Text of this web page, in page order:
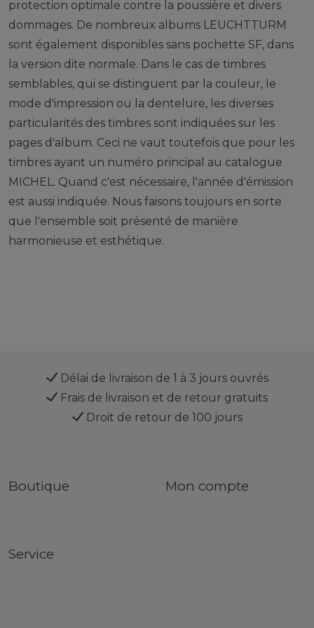
protection optimale contre la poussière et divers
dommages. De nombreux albums LEUCHTTURM
sont également disponibles sans pochette SF, dans
la version dite normale. Dans le cas de timbres
semblables, qui se distinguent par la couleur, le
mode d'impression ou la dentelure, les diverses
particularités des timbres sont indiquées sur les
pages d'album. Ceci ne vaut toutefois que pour les
timbres ayant un numéro principal au catalogue
MICHEL. Quand c'est nécessaire, l'année d'émission
est aussi indiquée. Nous faisons toujours en sorte
que l'ensemble soit présenté de manière
harmonieuse et esthétique.
Délai de livraison de 1 à 3 jours ouvrés
Frais de livraison et de retour gratuits
Droit de retour de 100 jours
Boutique Mon compte
Service